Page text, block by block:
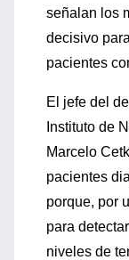
señalan los
decisivo
pacientes
El jefe del
Instituto de
Marcelo
pacientes
porque, por
para
niveles de